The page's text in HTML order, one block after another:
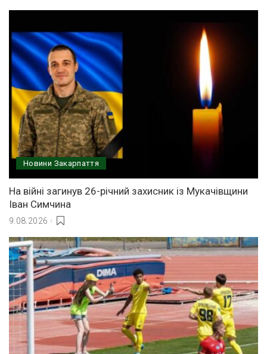
Новини Закарпаття
На війні загинув 26-річний захисник із Мукачівщини
Іван Симчина
9.08.2026